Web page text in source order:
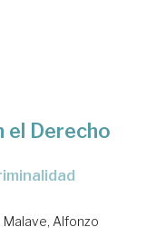
el Derecho
Malave, Alfonzo